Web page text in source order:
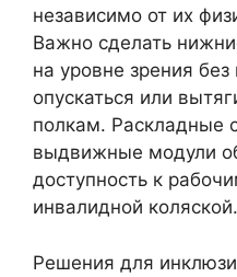
независимо от их
Важно сделать
на уровне зрения
опускаться или
полкам. Раскладные
выдвижные модули
доступность к
инвалидной коляской.
Решения для